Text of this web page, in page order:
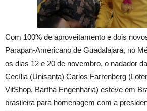
Com 100% de aproveitamento e dois
Parapan-Americano de Guadalajara, no
os dias 12 e 20 de novembro, o nadador
Cecília (Unisanta) Carlos Farrenberg
VitShop, Bartha Engenharia) esteve em
brasileira para homenagem com a